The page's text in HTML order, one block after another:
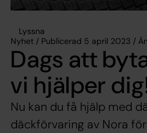
Lyssna
Nyhet / Publicerad 5 april 2023 /
Dags att
vi hjälper
Nu kan du få hjälp med
däckförvaring av Nora